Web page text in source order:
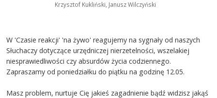
Krzysztof Kukliński, Janusz Wilczyński
W 'Czasie reakcji' 'na żywo' reagujemy na sygnały od naszych
Słuchaczy dotyczące urzędniczej nierzetelności, wszelakiej
niesprawiedliwości czy absurdów życia codziennego.
Zapraszamy od poniedziałku do piątku na godzinę 12.05.
Masz problem, nurtuje Cię jakieś zagadnienie bądź widzisz jakąś